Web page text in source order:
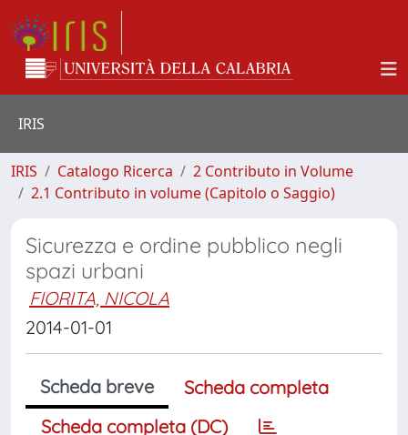
IRIS
IRIS Catalogo Ricerca
2 Contributo in Volume
2.1 Contributo in volume (Capitolo o Saggio)
Sicurezza e ordine pubblico negli
spazi urbani
FIORITA, NICOLA
2014-01-01
Scheda breve
Scheda completa
Scheda completa (DC)